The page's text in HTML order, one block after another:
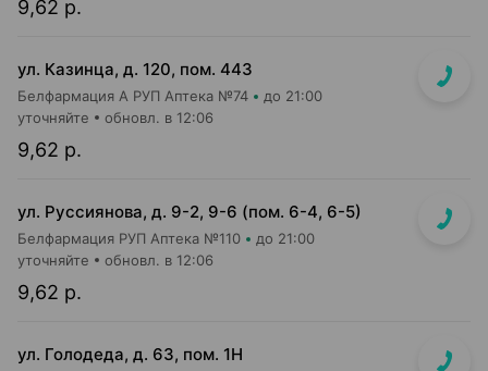
9,62 р.
ул. Казинца, д. 120, пом. 443
Белфармация А РУП Аптека №74 до 21:00
9,62 р.
уточняйте обновл. в 12:06
ул. Руссиянова, д. 9-2, 9-6 (пом. 6-4, 6-5)
Белфармация РУП Аптека №110 до 21:00
9,62 р.
уточняйте обновл. в 12:06
ул. Голодеда, д. 63, пом. 1Н